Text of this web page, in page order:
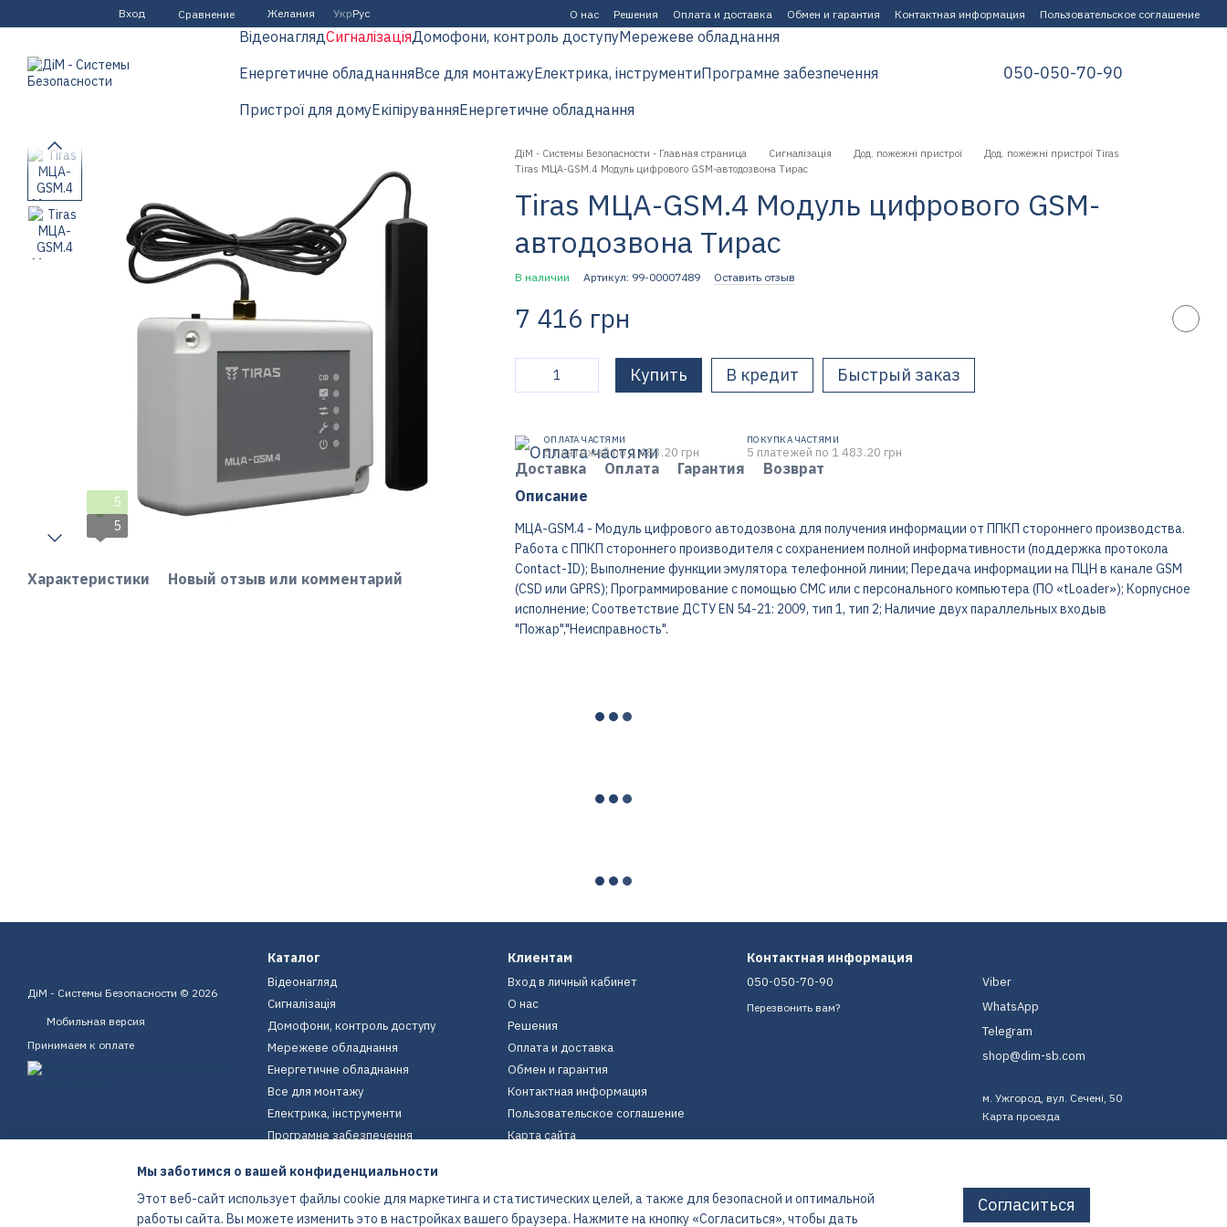
Перейти к основному контенту
Вход Сравнение Желания УкрРус О нас Решения Оплата и доставка Обмен и гарантия Контактная информация Пользовательское соглашение
ВідеонаглядСигналізаціяДомофони, контроль доступуМережеве обладнання
Енергетичне обладнанняВсе для монтажуЕлектрика, інструментиПрограмне забезпечення
Пристрої для домуЕкіпіруванняЕнергетичне обладнання
050-050-70-90
5
5
Характеристики Новый отзыв или комментарий
ДіМ - Системы Безопасности - Главная страница Сигналізація Дод. пожежні пристрої
Дод. пожежні пристрої Tiras
Tiras МЦА-GSM.4 Модуль цифрового GSM-автодозвона Тирас
Tiras МЦА-GSM.4 Модуль цифрового GSM-
автодозвона Тирас
В наличии Артикул: 99-00007489 Оставить отзыв
7 416 грн
Купить В кредит Быстрый заказ
ОПЛАТА ЧАСТЯМИ
5 платежей по 1 483.20 грн
ПОКУПКА ЧАСТЯМИ
5 платежей по 1 483.20 грн
Доставка Оплата Гарантия
Возврат
Описание
МЦА-GSM.4 - Модуль цифрового автодозвона для получения информации от ППКП стороннего производства.
Работа с ППКП стороннего производителя с сохранением полной информативности (поддержка протокола
Contact-ID); Выполнение функции эмулятора телефонной линии; Передача информации на ПЦН в канале GSM
(CSD или GPRS); Программирование с помощью СМС или с персонального компьютера (ПО «tLoader»); Корпусное
исполнение; Соответствие ДСТУ EN 54-21: 2009, тип 1, тип 2; Наличие двух параллельных входыв
"Пожар","Неисправность".
ДіМ - Системы Безопасности © 2026
Мобильная версия
Принимаем к оплате
Каталог
Відеонагляд
Сигналізація
Домофони, контроль доступу
Мережеве обладнання
Енергетичне обладнання
Все для монтажу
Електрика, інструменти
Програмне забезпечення
Екіпірування
Енергетичне обладнання
Клиентам
Вход в личный кабинет
О нас
Решения
Оплата и доставка
Обмен и гарантия
Контактная информация
Пользовательское соглашение
Карта сайта
Контактная информация
050-050-70-90
Перезвонить вам?
Viber
WhatsApp
Telegram
shop@dim-sb.com
м. Ужгород, вул. Сечені, 50
Карта проезда
Мы заботимся о вашей конфиденциальности
Этот веб-сайт использует файлы cookie для маркетинга и статистических целей, а также для безопасной и оптимальной
работы сайта. Вы можете изменить это в настройках вашего браузера. Нажмите на кнопку «Согласиться», чтобы дать
Согласиться